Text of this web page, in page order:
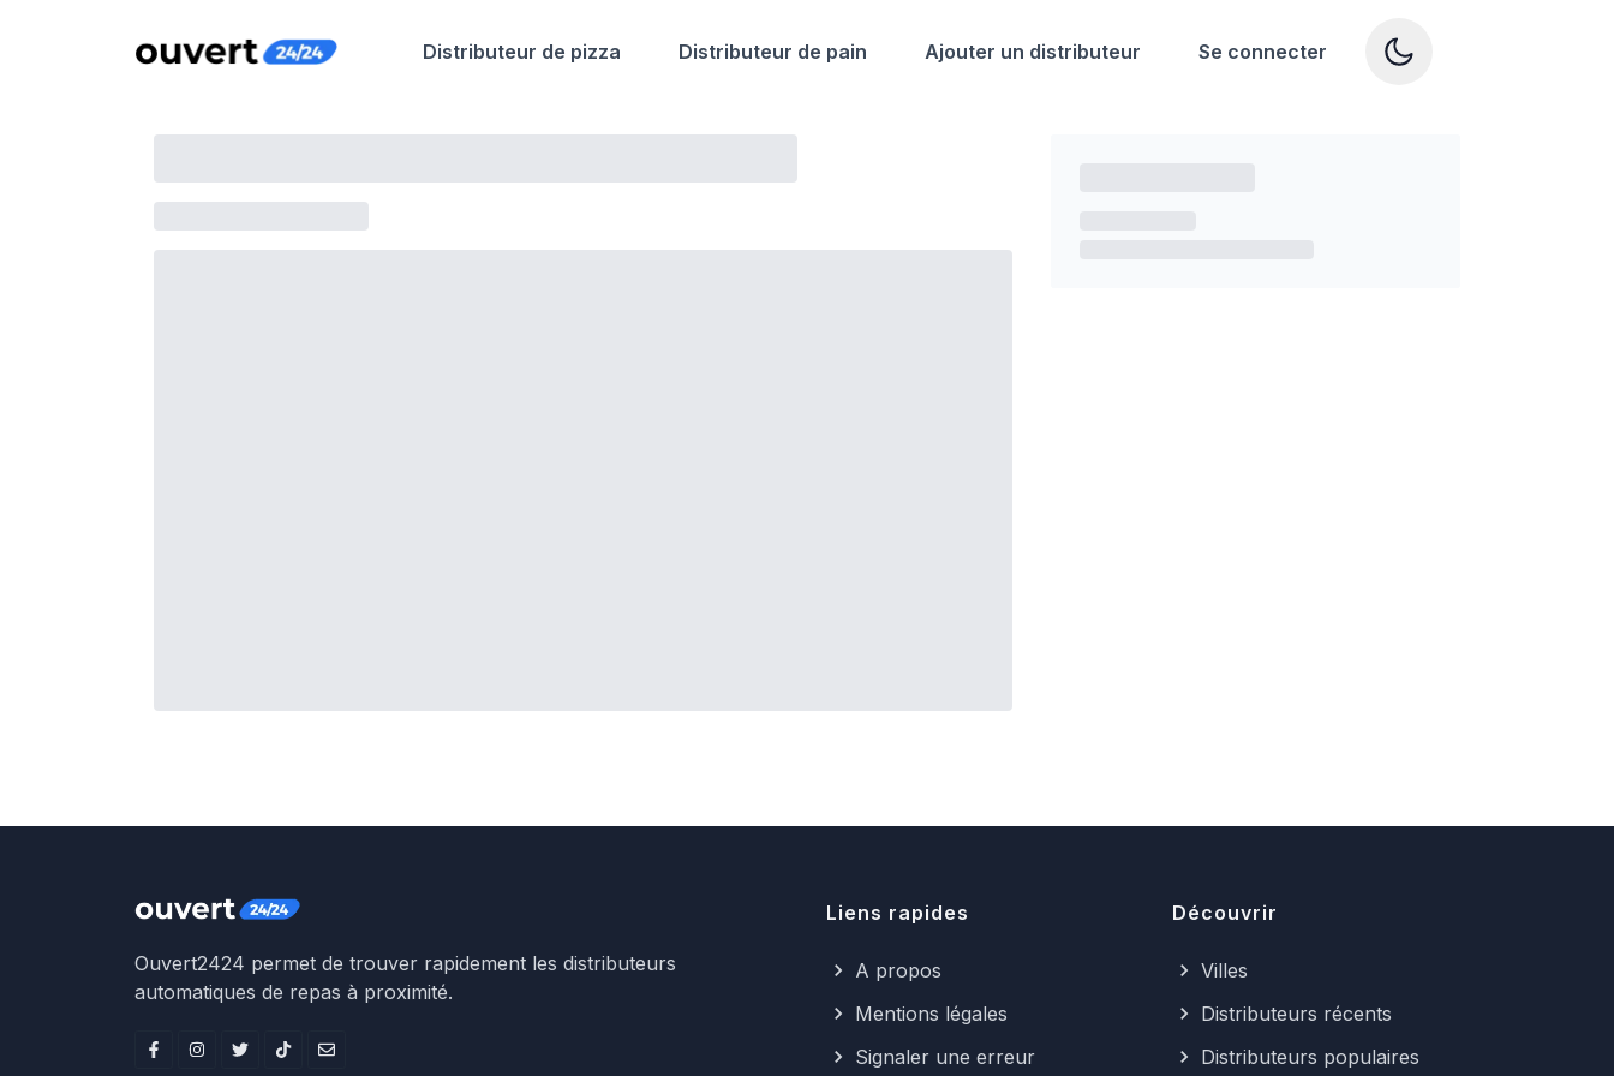
Distributeur de pizza Distributeur de pain Ajouter un distributeur Se connecter
Ouvert2424 permet de trouver rapidement les distributeurs
automatiques de repas à proximité.
Liens rapides
A propos
Mentions légales
Signaler une erreur
Découvrir
Villes
Distributeurs récents
Distributeurs populaires